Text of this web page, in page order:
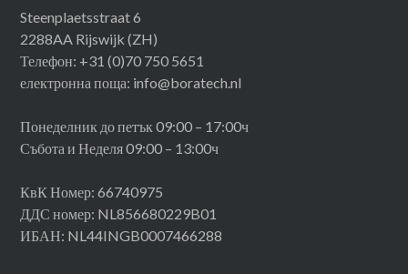
Steenplaetsstraat 6
2288AA Rijswijk (ZH)
Телефон: +31 (0)70 750 5651
електронна поща: info@boratech.nl
Понеделник до петък 09:00 – 17:00ч
Събота и Неделя 09:00 – 13:00ч
КвК Номер: 66740975
ДДС номер: NL856680229B01
ИБАН: NL44INGB0007466288